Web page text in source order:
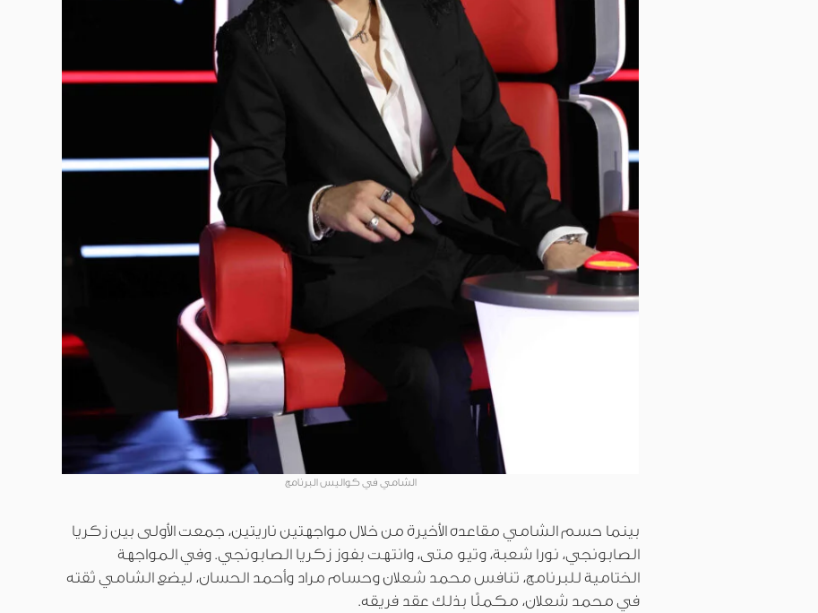
الشامي في كواليس البرنامج
بينما حسم الشامي مقاعده الأخيرة من خلال مواجهتين ناريتين، جمعت الأولى بين زكريا
الصابونجي، نورا شعبة، وتيو متى، وانتهت بفوز زكريا الصابونجي. وفي المواجهة
الختامية للبرنامج، تنافس محمد شعلان وحسام مراد وأحمد الحسان، ليضع الشامي ثقته
في محمد شعلان، مكملًا بذلك عقد فريقه.